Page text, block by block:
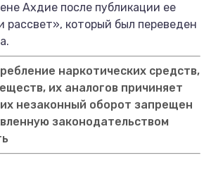
Ахдие после публикации ее
рассвет», который был переведен
наркотических средств,
их аналогов причиняет
незаконный оборот запрещен
законодательством